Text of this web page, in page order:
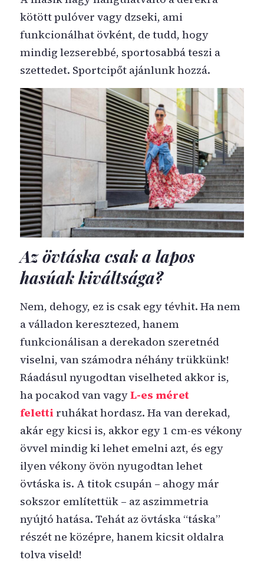
kötött pulóver vagy dzseki, ami
funkcionálhat övként, de tudd, hogy
mindig lezserebbé, sportosabbá teszi a
szettedet. Sportcipőt ajánlunk hozzá.
Az övtáska csak a lapos
hasúak kiváltsága?
Nem, dehogy, ez is csak egy tévhit. Ha nem
a válladon keresztezed, hanem
funkcionálisan a derekadon szeretnéd
viselni, van számodra néhány trükkünk!
Ráadásul nyugodtan viselheted akkor is,
ha pocakod van vagyL-es méret
feletti ruhákat hordasz. Ha van derekad,
akár egy kicsi is, akkor egy 1 cm-es vékony
övvel mindig ki lehet emelni azt, és egy
ilyen vékony övön nyugodtan lehet
övtáska is. A titok csupán – ahogy már
sokszor említettük – az aszimmetria
nyújtó hatása. Tehát az övtáska “táska”
részét ne középre, hanem kicsit oldalra
tolva viseld!